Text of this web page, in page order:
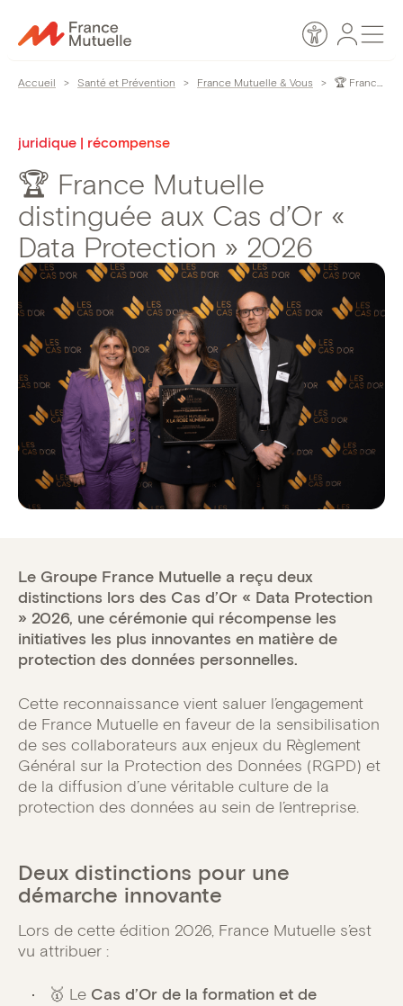
au
Accessibilité
Espace
Accueil > Santé et Prévention > France Mutuelle & Vous > 🏆 France Mutuelle distinguée aux Cas d’Or « Data Protection » 2026
juridique | récompense
🏆 France Mutuelle
distinguée aux Cas d’Or «
Data Protection » 2026
Le Groupe France Mutuelle a reçu deux
distinctions lors des Cas d’Or « Data Protection
» 2026, une cérémonie qui récompense les
initiatives les plus innovantes en matière de
protection des données personnelles.
Cette reconnaissance vient saluer l’engagement
de France Mutuelle en faveur de la sensibilisation
de ses collaborateurs aux enjeux du Règlement
Général sur la Protection des Données (RGPD) et
de la diffusion d’une véritable culture de la
protection des données au sein de l’entreprise.
Deux distinctions pour une
démarche innovante
Lors de cette édition 2026, France Mutuelle s’est
vu attribuer :
🥇 Le Cas d’Or de la formation et de